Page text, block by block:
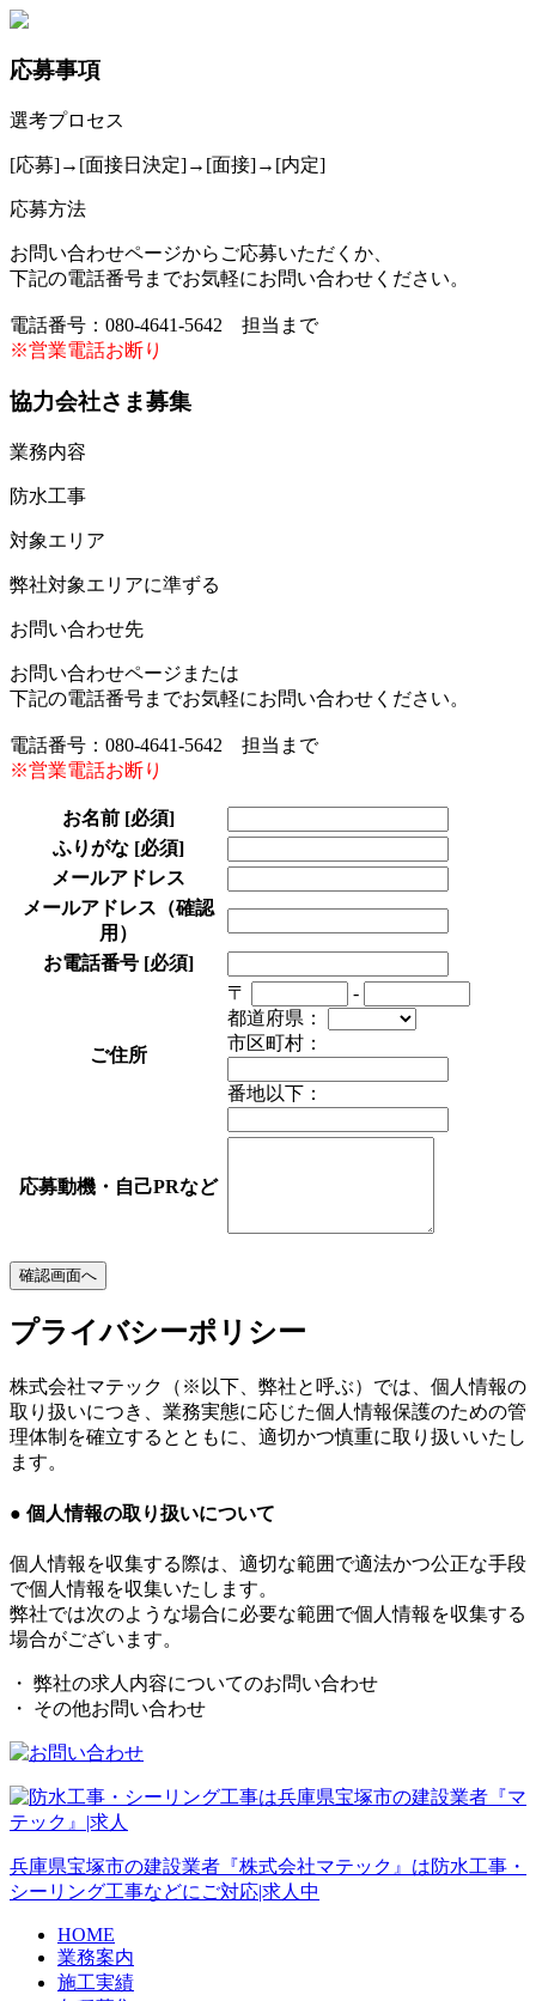
応募事項
選考プロセス
[応募]→[面接日決定]→[面接]→[内定]
応募方法
お問い合わせページからご応募いただくか、
下記の電話番号までお気軽にお問い合わせください。
電話番号：080-4641-5642 担当まで
※営業電話お断り
協力会社さま募集
業務内容
防水工事
対象エリア
弊社対象エリアに準ずる
お問い合わせ先
お問い合わせページまたは
下記の電話番号までお気軽にお問い合わせください。
電話番号：080-4641-5642 担当まで
※営業電話お断り
お名前 [必須]
ふりがな [必須]
メールアドレス
メールアドレス（確認
用）
お電話番号 [必須]
ご住所
〒
-
都道府県：
市区町村：
番地以下：
応募動機・自己PRなど
プライバシーポリシー
株式会社マテック（※以下、弊社と呼ぶ）では、個人情報の
取り扱いにつき、業務実態に応じた個人情報保護のための管
理体制を確立するとともに、適切かつ慎重に取り扱いいたし
ます。
● 個人情報の取り扱いについて
個人情報を収集する際は、適切な範囲で適法かつ公正な手段
で個人情報を収集いたします。
弊社では次のような場合に必要な範囲で個人情報を収集する
場合がございます。
・ 弊社の求人内容についてのお問い合わせ
・ その他お問い合わせ
兵庫県宝塚市の建設業者『株式会社マテック』は防水工事・
シーリング工事などにご対応|求人中
HOME
業務案内
施工実績